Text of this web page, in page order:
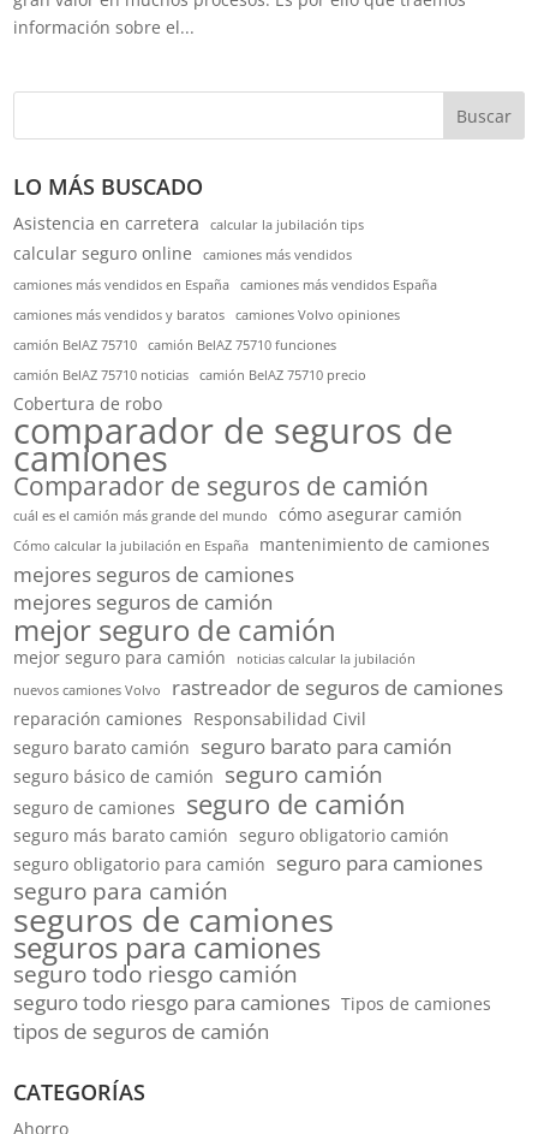
información sobre el...
Buscar
LO MÁS BUSCADO
Asistencia en carretera calcular la jubilación tips
calcular seguro online
camiones más vendidos
camiones más vendidos en España
camiones más vendidos España
camiones más vendidos y baratos
camiones Volvo opiniones
camión BelAZ 75710
camión BelAZ 75710 funciones
camión BelAZ 75710 noticias
camión BelAZ 75710 precio
Cobertura de robo
comparador de seguros de
camiones
Comparador de seguros de camión
cuál es el camión más grande del mundo cómo asegurar camión
Cómo calcular la jubilación en España mantenimiento de camiones
mejores seguros de camiones
mejores seguros de camión
mejor seguro de camión
mejor seguro para camión
noticias calcular la jubilación
nuevos camiones Volvo
rastreador de seguros de camiones
reparación camiones Responsabilidad Civil
seguro barato camión seguro barato para camión
seguro básico de camión seguro camión
seguro de camiones seguro de camión
seguro más barato camión seguro obligatorio camión
seguro obligatorio para camión seguro para camiones
seguro para camión
seguros de camiones
seguros para camiones
seguro todo riesgo camión
seguro todo riesgo para camiones Tipos de camiones
tipos de seguros de camión
CATEGORÍAS
Ahorro